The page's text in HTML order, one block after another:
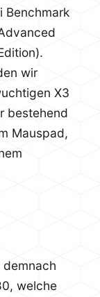
Benchmark
wir
X3
bestehend
Mauspad,
welche